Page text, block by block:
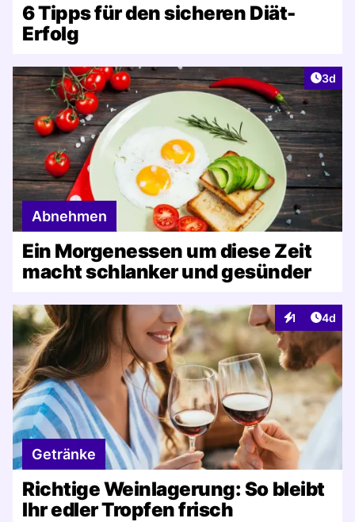
6 Tipps für den sicheren Diät-
Erfolg
3d
Abnehmen
Ein Morgenessen um diese Zeit
macht schlanker und gesünder
1
Interaktionen
4d
Getränke
Richtige Weinlagerung: So bleibt
Ihr edler Tropfen frisch